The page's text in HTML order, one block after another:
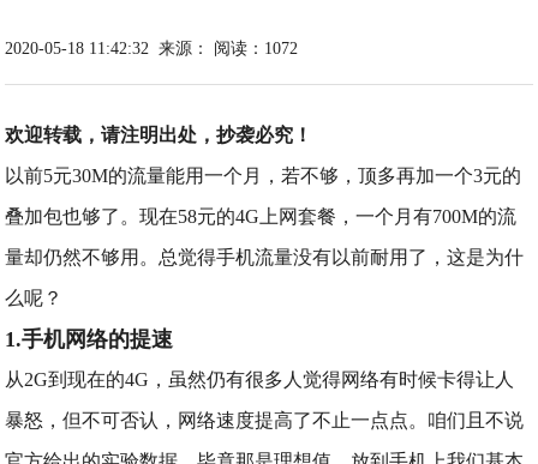
2020-05-18 11:42:32 来源： 阅读：1072
欢迎转载，请注明出处，抄袭必究！
以前5元30M的流量能用一个月，若不够，顶多再加一个3元的
叠加包也够了。现在58元的4G上网套餐，一个月有700M的流
量却仍然不够用。总觉得手机流量没有以前耐用了，这是为什
么呢？
1.手机网络的提速
从2G到现在的4G，虽然仍有很多人觉得网络有时候卡得让人
暴怒，但不可否认，网络速度提高了不止一点点。咱们且不说